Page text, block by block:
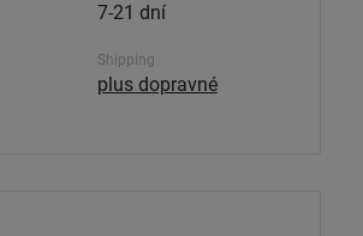
7-21 dní
Shipping
plus dopravné